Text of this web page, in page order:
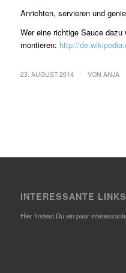
Anrichten, servieren und
Wer eine richtige Sauce
montieren: http://
23. AUGUST 2014 VON ANJA
INTERESSANTE LINKS
Hier findest Du ein paar